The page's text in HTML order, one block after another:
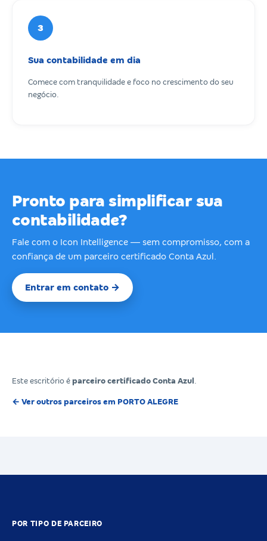
3
Sua contabilidade em dia
Comece com tranquilidade e foco no crescimento do seu
negócio.
Pronto para simplificar sua
contabilidade?
Fale com o Icon Intelligence — sem compromisso, com a
confiança de um parceiro certificado Conta Azul.
Entrar em contato →
Este escritório é parceiro certificado Conta Azul
← Ver outros parceiros em PORTO ALEGRE
POR TIPO DE PARCEIRO